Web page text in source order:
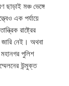
মঞ্চ ভেঙ্গে
এক পর্যায়ে
রাষ্ট্রের
নেই। অথবা
পুলিশ
উন্মুক্ত